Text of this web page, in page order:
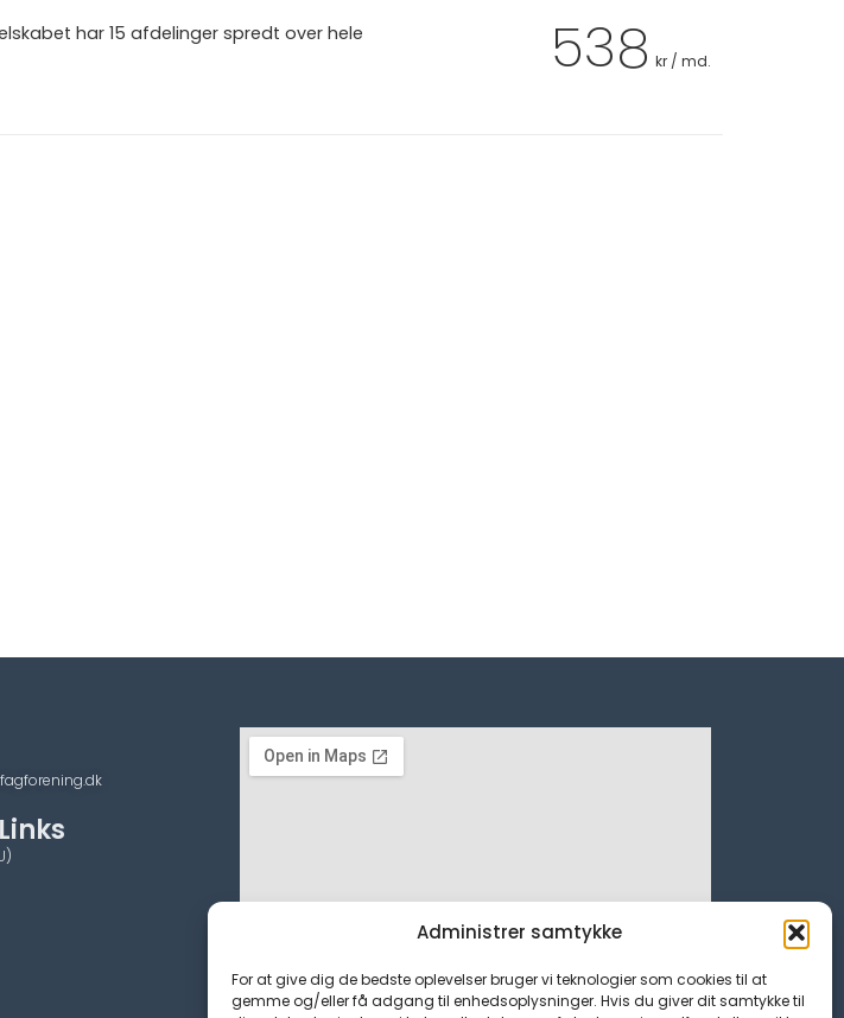
Administrer samtykke
For at give dig de bedste oplevelser bruger vi teknologier som cookies til at
gemme og/eller få adgang til enhedsoplysninger. Hvis du giver dit samtykke til
har 15 afdelinger spredt over hele
538 kr / md.